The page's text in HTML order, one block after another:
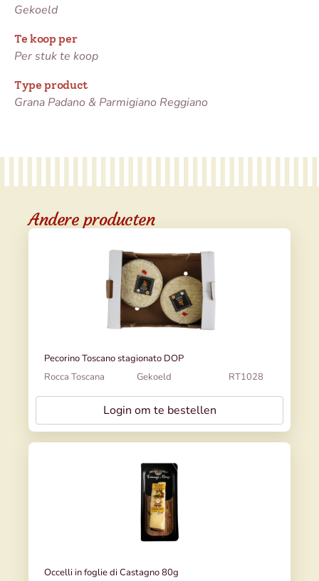
Gekoeld
Te koop per
Per stuk te koop
Type product
Grana Padano & Parmigiano Reggiano
Andere producten
Pecorino Toscano stagionato DOP
Rocca Toscana
Gekoeld RT1028
Login om te bestellen
Occelli in foglie di Castagno 80g